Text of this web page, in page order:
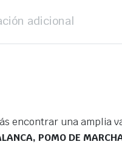
adicional
encontrar una amplia
POMO DE